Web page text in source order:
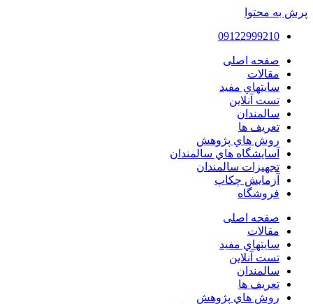
پرش به محتوا
09122999210
صفحه اصلی
مقالات
سايتهاي مفيد
تست آنلاین
سالمندان
تعريف ها
روش هاي پژوهش
آسايشگاه هاي سالمندان
تجهیزات سالمندان
آزمايش چكاپ
فروشگاه
صفحه اصلی
مقالات
سايتهاي مفيد
تست آنلاین
سالمندان
تعريف ها
روش هاي پژوهش